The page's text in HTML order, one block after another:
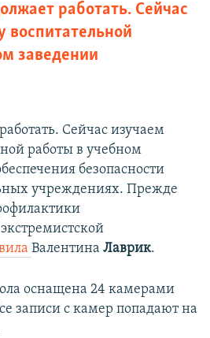
работать. Сейчас
воспитательной
заведении
Сейчас изучаем
работы в учебном
безопасности
учреждениях. Прежде
Валентина Лаврик.
оснащена 24 камерами
записи с камер попадают на